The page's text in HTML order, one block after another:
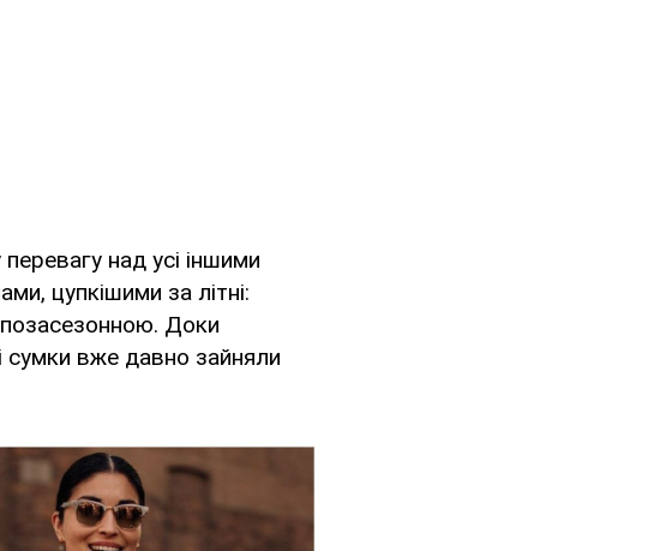
над усі іншими
цупкішими за літні:
позасезонною. Доки
сумки вже давно зайняли